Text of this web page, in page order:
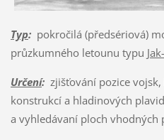
Typ:pokročilá (předsériová)
průzkumného letounu typu
Určení:zjišťování pozice vojsk,
konstrukcí a hladinových
a vyhledávaní ploch vhodných